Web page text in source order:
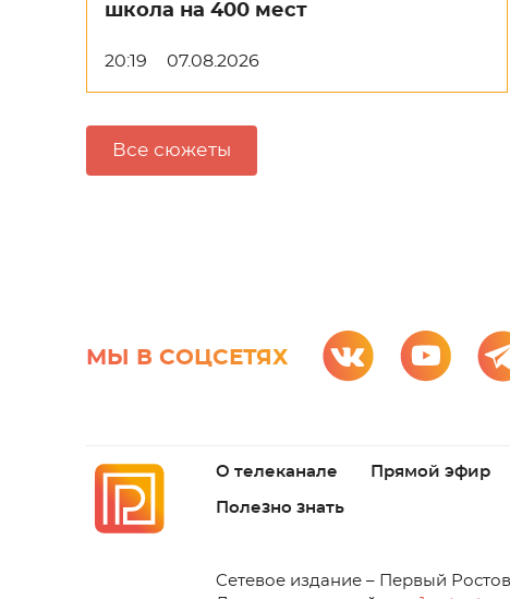
школа на 400 мест
20:19 07.08.2026
Все сюжеты
МЫ В СОЦСЕТЯХ
О телеканале Прямой эфир
Полезно знать
Cетевое издание – Первый